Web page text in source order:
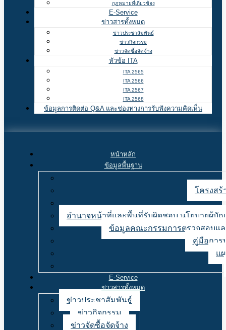
กฏหมายที่เกี่ยวข้อง
E-Service
ข่าวสารทั้งหมด
ข่าวประชาสัมพันธ์
ข่าวกิจกรรม
ข่าวจัดซื้อจัดจ้าง
หัวข้อ ITA
ITA 2565
ITA 2566
ITA 2567
ITA 2568
ข้อมูลการติดต่อ Q&A และช่องทางการรับฟังความคิดเห็น
หน้าหลัก
ข้อมูลพื้นฐาน
โครงสร้
อำนาจหน้าที่และพื้นที่รับผิดชอบ นโยบายผู้บั
ข้อมูลคณะกรรมการตรวจสอบแล
คู่มือการ
แ
E-Service
ข่าวสารทั้งหมด
ข่าวประชาสัมพันธ์
ข่าวกิจกรรม
ข่าวจัดซื้อจัดจ้าง